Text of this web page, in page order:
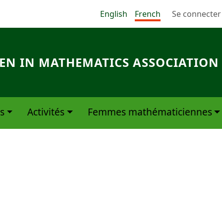
English French Menu du
Se connecter
IN MATHEMATICS ASSOCIATION
Activités Femmes mathématiciennes